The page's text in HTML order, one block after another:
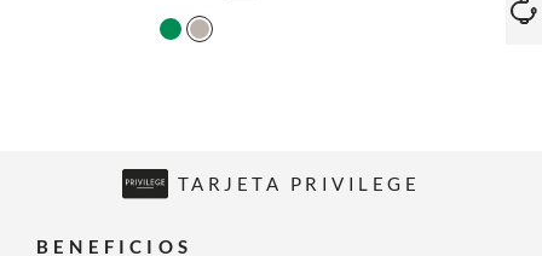
TARJETA PRIVILEGE
BENEFICIOS